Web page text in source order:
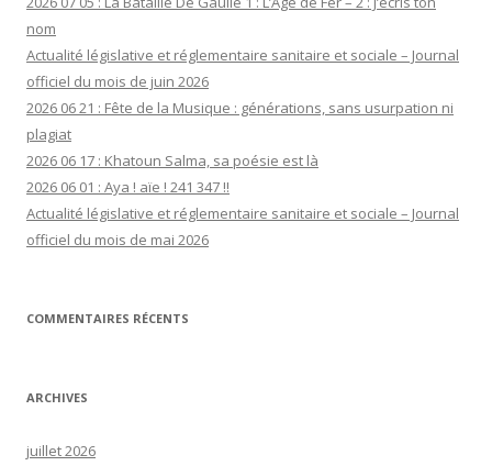
nom
Actualité législative et réglementaire sanitaire et sociale – Journal
officiel du mois de juin 2026
2026 06 21 : Fête de la Musique : générations, sans usurpation ni
plagiat
2026 06 17 : Khatoun Salma, sa poésie est là
2026 06 01 : Aya ! aïe ! 241 347 !!
Actualité législative et réglementaire sanitaire et sociale – Journal
officiel du mois de mai 2026
COMMENTAIRES RÉCENTS
ARCHIVES
juillet 2026